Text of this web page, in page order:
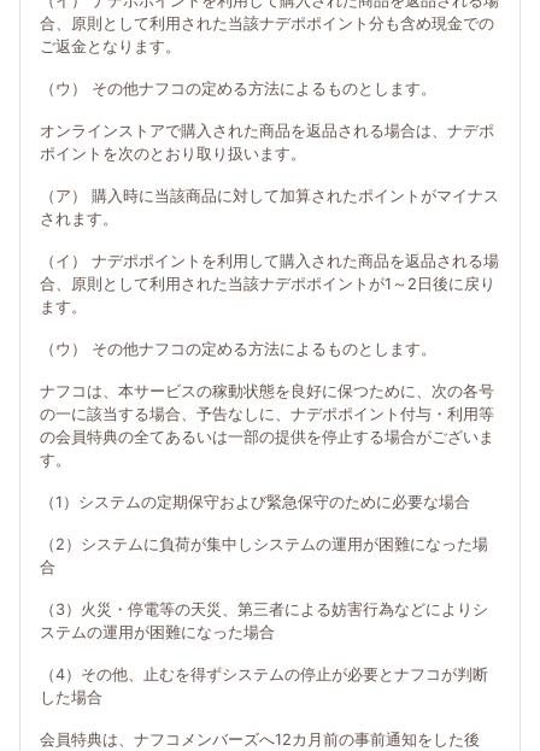
合、原則として利用された当該ナデポポイント分も含め現金での
ご返金となります。
（ウ） その他ナフコの定める方法によるものとします。
オンラインストアで購入された商品を返品される場合は、ナデポ
ポイントを次のとおり取り扱います。
（ア） 購入時に当該商品に対して加算されたポイントがマイナス
されます。
（イ） ナデポポイントを利用して購入された商品を返品される場
合、原則として利用された当該ナデポポイントが1～2日後に戻り
ます。
（ウ） その他ナフコの定める方法によるものとします。
ナフコは、本サービスの稼動状態を良好に保つために、次の各号
の一に該当する場合、予告なしに、ナデポポイント付与・利用等
の会員特典の全てあるいは一部の提供を停止する場合がございま
す。
（1）システムの定期保守および緊急保守のために必要な場合
（2）システムに負荷が集中しシステムの運用が困難になった場
合
（3）火災・停電等の天災、第三者による妨害行為などによりシ
ステムの運用が困難になった場合
（4）その他、止むを得ずシステムの停止が必要とナフコが判断
した場合
会員特典は、ナフコメンバーズへ12カ月前の事前通知をした後